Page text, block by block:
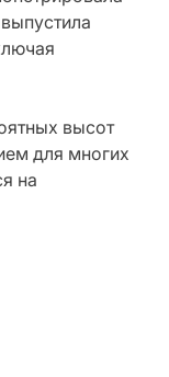
высот
для многих
на